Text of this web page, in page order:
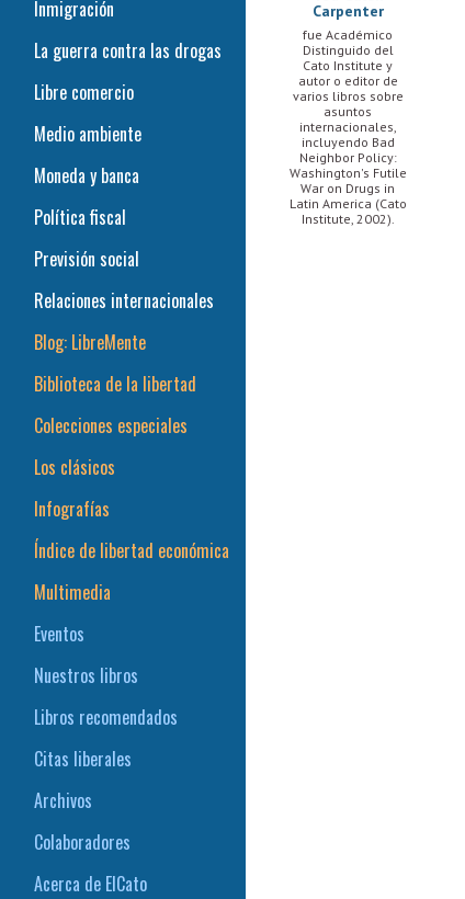
Carpenter
fue Académico
Distinguido del
Cato Institute y
autor o editor de
varios libros sobre
asuntos
internacionales,
incluyendo Bad
Neighbor Policy:
Washington's Futile
War on Drugs in
Latin America (Cato
Institute, 2002).
Inmigración
La guerra contra las drogas
Libre comercio
Medio ambiente
Moneda y banca
Política fiscal
Previsión social
Relaciones internacionales
Blog: LibreMente
Biblioteca de la libertad
Colecciones especiales
Los clásicos
Infografías
Índice de libertad económica
Multimedia
Eventos
Nuestros libros
Libros recomendados
Citas liberales
Archivos
Colaboradores
Acerca de ElCato